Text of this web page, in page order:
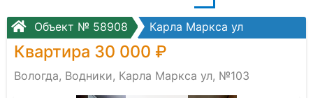
Объект № 58908 Карла Маркса ул
Квартира 30 000 ₽
Вологда, Водники, Карла Маркса ул, №103